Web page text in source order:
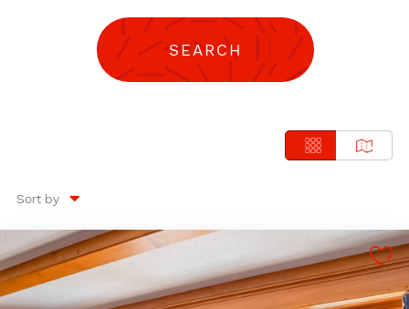
SEARCH
Sort by